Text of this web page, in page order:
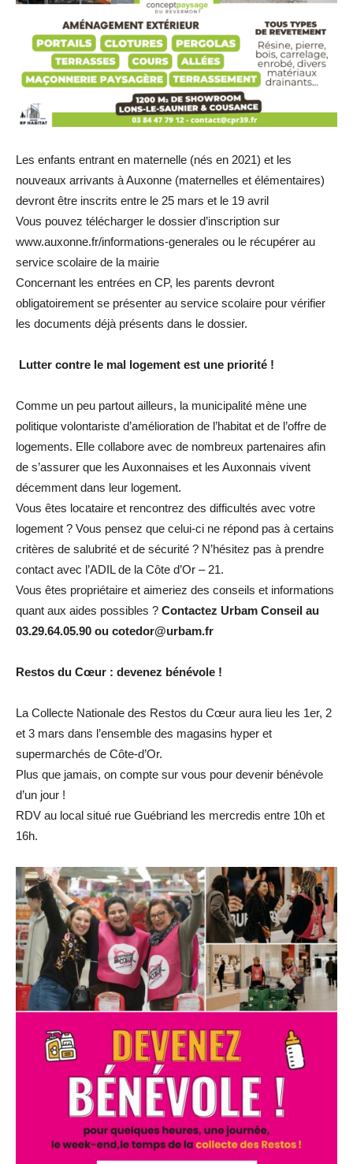
Les enfants entrant en maternelle (nés en 2021) et les
nouveaux arrivants à Auxonne (maternelles et élémentaires)
devront être inscrits entre le 25 mars et le 19 avril
Vous pouvez télécharger le dossier d’inscription sur
www.auxonne.fr/informations-generales ou le récupérer au
service scolaire de la mairie
Concernant les entrées en CP, les parents devront
obligatoirement se présenter au service scolaire pour vérifier
les documents déjà présents dans le dossier.
Lutter contre le mal logement est une priorité !
Comme un peu partout ailleurs, la municipalité mène une
politique volontariste d’amélioration de l’habitat et de l’offre de
logements. Elle collabore avec de nombreux partenaires afin
de s’assurer que les Auxonnaises et les Auxonnais vivent
décemment dans leur logement.
Vous êtes locataire et rencontrez des difficultés avec votre
logement ? Vous pensez que celui-ci ne répond pas à certains
critères de salubrité et de sécurité ? N’hésitez pas à prendre
contact avec l’ADIL de la Côte d’Or – 21.
Vous êtes propriétaire et aimeriez des conseils et informations
quant aux aides possibles ? Contactez Urbam Conseil au
03.29.64.05.90 ou cotedor@urbam.fr
Restos du Cœur : devenez bénévole !
La Collecte Nationale des Restos du Cœur aura lieu les 1er, 2
et 3 mars dans l’ensemble des magasins hyper et
supermarchés de Côte-d’Or.
Plus que jamais, on compte sur vous pour devenir bénévole
d’un jour !
RDV au local situé rue Guébriand les mercredis entre 10h et
16h.